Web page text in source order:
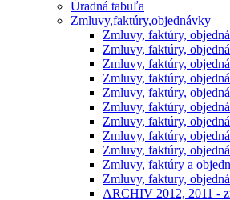
Úradná tabuľa
Zmluvy,faktúry,objednávky
Zmluvy, faktúry,
Zmluvy, faktúry,
Zmluvy, faktúry,
Zmluvy, faktúry,
Zmluvy, faktúry,
Zmluvy, faktúry,
Zmluvy, faktúry,
Zmluvy, faktúry,
Zmluvy, faktúry,
Zmluvy, faktúry a
Zmluvy, faktury,
ARCHIV 2012, 2011 -